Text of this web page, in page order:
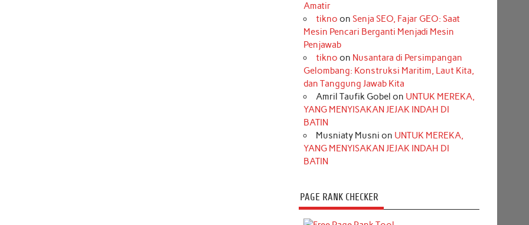
Amatir
tikno on Senja SEO, Fajar GEO: Saat
Mesin Pencari Berganti Menjadi Mesin
Penjawab
tikno on Nusantara di Persimpangan
Gelombang: Konstruksi Maritim, Laut Kita,
dan Tanggung Jawab Kita
Amril Taufik Gobel on UNTUK MEREKA,
YANG MENYISAKAN JEJAK INDAH DI
BATIN
Musniaty Musni on UNTUK MEREKA,
YANG MENYISAKAN JEJAK INDAH DI
BATIN
PAGE RANK CHECKER